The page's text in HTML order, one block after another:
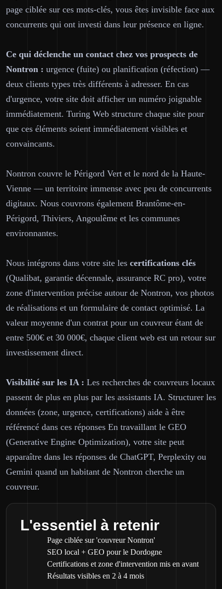
page ciblée sur ces mots-clés, vous êtes invisible face aux
concurrents qui ont investi dans leur présence en ligne.
Ce qui déclenche un contact chez vos prospects de
Nontron : urgence (fuite) ou planification (réfection) —
deux clients types très différents à adresser. En cas
d'urgence, votre site doit afficher un numéro joignable
immédiatement. Turing Web structure chaque site pour
que ces éléments soient immédiatement visibles et
convaincants.
Nontron couvre le Périgord Vert et le nord de la Haute-
Vienne — un territoire immense avec peu de concurrents
digitaux. Nous couvrons également Brantôme-en-
Périgord, Thiviers, Angoulême et les communes
environnantes.
Nous intégrons dans votre site les certifications clés
(Qualibat, garantie décennale, assurance RC pro), votre
zone d'intervention précise autour de Nontron, vos photos
de réalisations et un formulaire de contact optimisé. La
valeur moyenne d'un contrat pour un couvreur étant de
entre 500€ et 30 000€, chaque client web est un retour sur
investissement direct.
Visibilité sur les IA : Les recherches de couvreurs locaux
passent de plus en plus par les assistants IA. Structurer les
données (zone, urgence, certifications) aide à être
référencé dans ces réponses En travaillant le GEO
(Generative Engine Optimization), votre site peut
apparaître dans les réponses de ChatGPT, Perplexity ou
Gemini quand un habitant de Nontron cherche un
couvreur.
L'essentiel à retenir
Page ciblée sur 'couvreur Nontron'
SEO local + GEO pour le Dordogne
Certifications et zone d'intervention mis en avant
Résultats visibles en 2 à 4 mois